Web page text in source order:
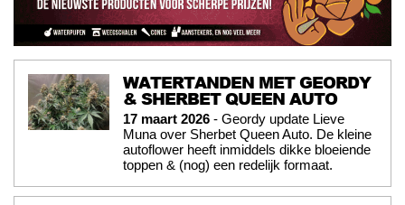
WATERTANDEN MET GEORDY
& SHERBET QUEEN AUTO
17 maart 2026 - Geordy update Lieve
Muna over Sherbet Queen Auto. De kleine
autoflower heeft inmiddels dikke bloeiende
toppen & (nog) een redelijk formaat.